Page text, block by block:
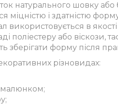
натурального шовку
міцністю і здатністю
використовується в
поліестеру або віскози,
зберігати форму після
різновидах:
малюнком;